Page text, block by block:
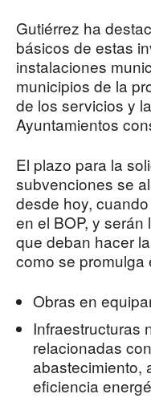
Gutiérrez ha
básicos de estas
instalaciones
municipios de la
de los servicios y
Ayuntamientos
El plazo para la
subvenciones se
desde hoy,
en el BOP, y
que deban hacer
como se promulga
Obras en
Infraestructuras
relacionadas
abastecimiento,
eficiencia